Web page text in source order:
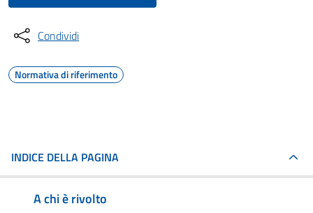
Condividi
Normativa di riferimento
INDICE DELLA PAGINA
A chi è rivolto